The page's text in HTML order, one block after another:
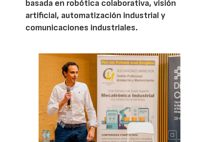
basada en robótica colaborativa, visión
artificial, automatización industrial y
comunicaciones industriales.